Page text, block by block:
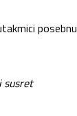
posebnu
susret